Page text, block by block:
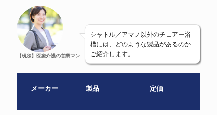
【現役】医療介護の営業マン
シャトル／アマノ以外のチェアー浴
槽には、どのような製品があるのか
ご紹介します。
メーカー 製品 定価